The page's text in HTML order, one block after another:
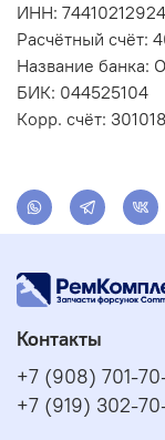
ИНН:
Расчётный счёт:
Название банка:
БИК: 044525104
Корр. счёт:
Контакты
+7 (908) 701-
+7 (919) 302-